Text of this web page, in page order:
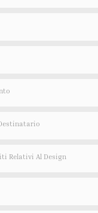
Relativi Al Design